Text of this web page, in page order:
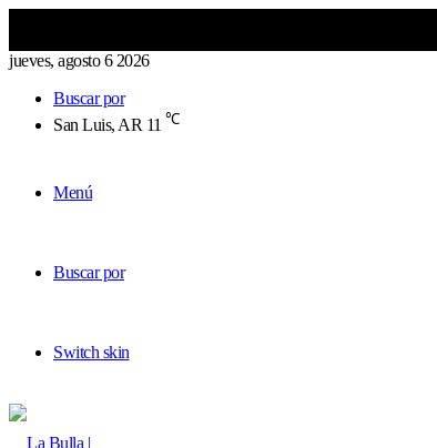
jueves, agosto 6 2026
Buscar por
San Luis, AR 11 ℃
Menú
Buscar por
Switch skin